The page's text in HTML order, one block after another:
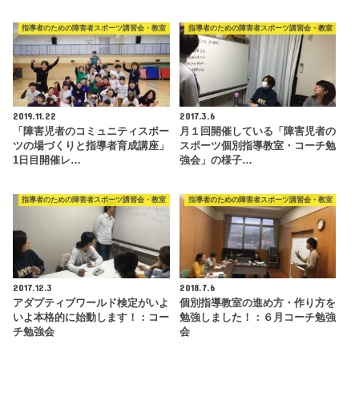
指導者のための障害者スポーツ講習会・教室
2019.11.22
「障害児者のコミュニティスポー
ツの場づくりと指導者育成講座」
1日目開催レ…
指導者のための障害者スポーツ講習会・教室
2017.3.6
月１回開催している「障害児者の
スポーツ個別指導教室・コーチ勉
強会」の様子…
指導者のための障害者スポーツ講習会・教室
2017.12.3
アダプティブワールド検定がいよ
いよ本格的に始動します！：コー
チ勉強会
指導者のための障害者スポーツ講習会・教室
2018.7.6
個別指導教室の進め方・作り方を
勉強しました！：６月コーチ勉強
会